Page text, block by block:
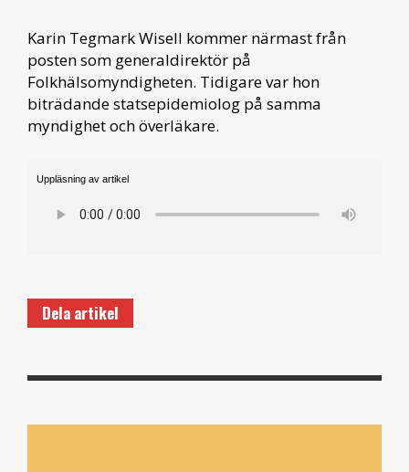
Karin Tegmark Wisell kommer närmast från
posten som generaldirektör på
Folkhälsomyndigheten. Tidigare var hon
biträdande statsepidemiolog på samma
myndighet och överläkare.
Uppläsning av artikel
Dela artikel